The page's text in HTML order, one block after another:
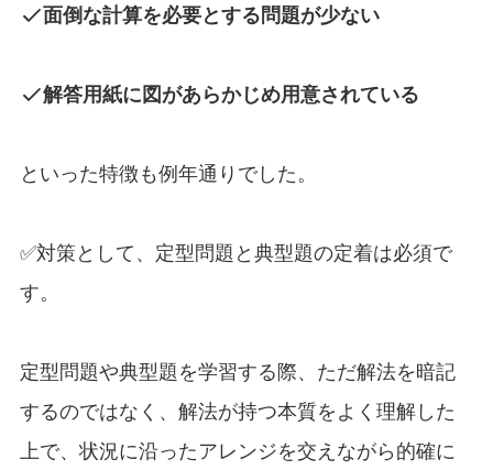
面倒な計算を必要とする問題が少ない
解答用紙に図があらかじめ用意されている
といった特徴も例年通りでした。
✅対策として、定型問題と典型題の定着は必須で
す。
定型問題や典型題を学習する際、ただ解法を暗記
するのではなく、解法が持つ本質をよく理解した
上で、状況に沿ったアレンジを交えながら的確に